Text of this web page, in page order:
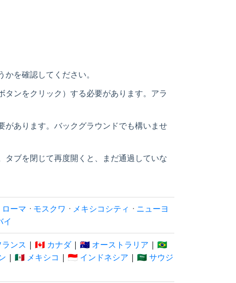
を確認してください。
ンをクリック）する必要があります。アラ
あります。バックグラウンドでも構いませ
ブを閉じて再度開くと、まだ通過していな
ローマ · モスクワ · メキシコシティ · ニューヨ
イ
ンス | 🇨🇦 カナダ| 🇦🇺 オーストラリア | 🇧🇷
| 🇲🇽 メキシコ | 🇮🇩 インドネシア | 🇸🇦 サウジ